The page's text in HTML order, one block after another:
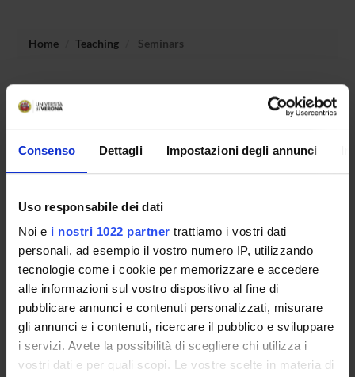
Consenso Dettagli Impostazioni degli annunci
Uso responsabile dei dati
Noi e i nostri 1022 partner trattiamo i vostri dati
personali, ad esempio il vostro numero IP, utilizzando
tecnologie come i cookie per memorizzare e accedere
alle informazioni sul vostro dispositivo al fine di
pubblicare annunci e contenuti personalizzati, misurare
gli annunci e i contenuti, ricercare il pubblico e sviluppare
i servizi. Avete la possibilità di scegliere chi utilizza i
vostri dati e per quali scopi. Le vostre scelte in materia di
Home Teaching Seminars
microbial biotechnology.
COURSES
PHD PROGRAMMES AND POSTGRADUATE
TRAINING
Contacts
People
Places